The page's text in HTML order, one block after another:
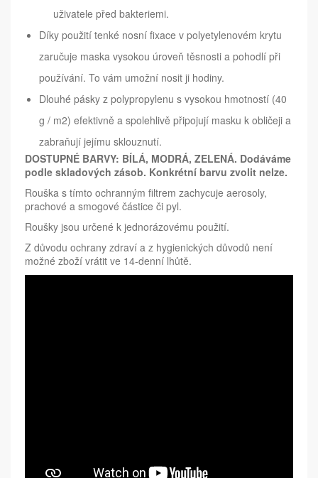
uživatele před bakteriemi.
Díky použití tenké nosní fixace v polyetylenovém krytu
zaručuje maska vysokou úroveň těsnosti a pohodlí při
používání. To vám umožní nosit ji hodiny.
Dlouhé pásky z polypropylenu s vysokou hmotností (40
g / m2) efektivně a spolehlivě připojují masku k obličeji a
zabraňují jejímu sklouznutí.
DOSTUPNÉ BARVY: BÍLÁ, MODRÁ, ZELENÁ. Dodáváme
podle skladových zásob. Konkrétní barvu zvolit nelze.
Rouška s tímto ochranným filtrem zachycuje aerosoly,
prachové a smogové částice či pyl.
Roušky jsou určené k jednorázovému použití.
Z důvodu ochrany zdraví a z hygienických důvodů není
možné zboží vrátit ve 14-denní lhůtě.